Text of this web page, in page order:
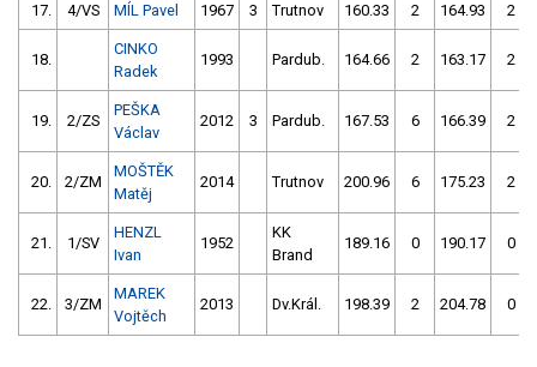
17. 4/VS MÍL Pavel 1967 3 Trutnov 160.33 2 164.93 2
18.
CINKO
Radek
1993 Pardub. 164.66 2 163.17 2
19. 2/ZS
PEŠKA
Václav
2012 3 Pardub. 167.53 6 166.39 2
20. 2/ZM
MOŠTĚK
Matěj
2014 Trutnov 200.96 6 175.23 2
21. 1/SV
HENZL
Ivan
1952
KK
Brand
189.16 0 190.17 0
22. 3/ZM
MAREK
Vojtěch
2013 Dv.Král. 198.39 2 204.78 0